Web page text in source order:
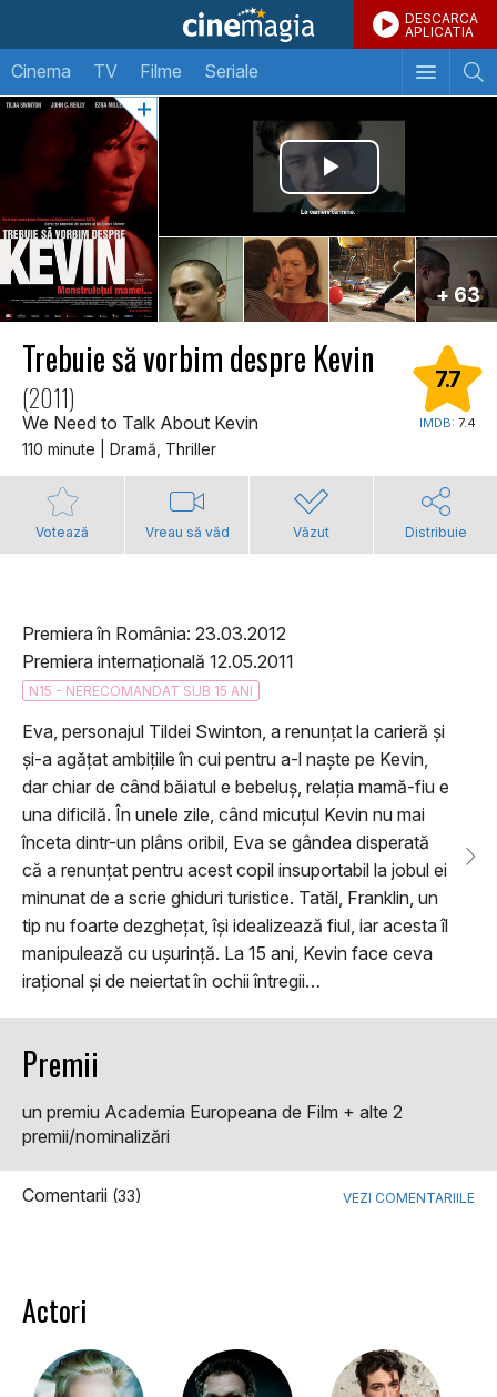
DESCARCA
APLICATIA
Cinema TV Filme Seriale
+ 63
Trebuie să vorbim despre Kevin
(2011)
We Need to Talk About Kevin
110 minute | Dramă, Thriller
7.7
IMDB: 7.4
Votează Vreau să văd Văzut Distribuie
Premiera în România: 23.03.2012
Premiera internațională 12.05.2011
N15 - NERECOMANDAT SUB 15 ANI
Eva, personajul Tildei Swinton, a renunțat la carieră și
și-a agățat ambițiile în cui pentru a-l naște pe Kevin,
dar chiar de când băiatul e bebeluș, relația mamă-fiu e
una dificilă. În unele zile, când micuțul Kevin nu mai
înceta dintr-un plâns oribil, Eva se gândea disperată
că a renunțat pentru acest copil insuportabil la jobul ei
minunat de a scrie ghiduri turistice. Tatăl, Franklin, un
tip nu foarte dezghețat, își idealizează fiul, iar acesta îl
manipulează cu ușurință. La 15 ani, Kevin face ceva
irațional și de neiertat în ochii întregii…
Premii
un premiu Academia Europeana de Film + alte 2
premii/nominalizări
Comentarii (33) VEZI COMENTARIILE
Actori